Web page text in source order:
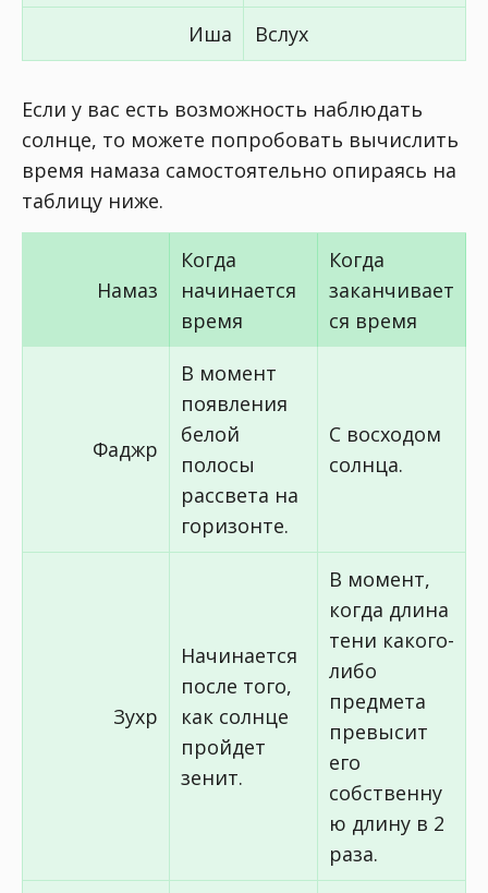
Иша Вслух
Если у вас есть возможность наблюдать
солнце, то можете попробовать вычислить
время намаза самостоятельно опираясь на
таблицу ниже.
Намаз
Когда
начинается
время
Когда
заканчивает
ся время
Фаджр
В момент
появления
белой
полосы
рассвета на
горизонте.
С восходом
солнца.
Зухр
Начинается
после того,
как солнце
пройдет
зенит.
В момент,
когда длина
тени какого-
либо
предмета
превысит
его
собственну
ю длину в 2
раза.